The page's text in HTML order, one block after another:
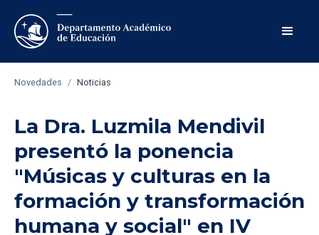
Novedades / Noticias
La Dra. Luzmila Mendivil
presentó la ponencia
"Músicas y culturas en la
formación y transformación
humana y social" en IV